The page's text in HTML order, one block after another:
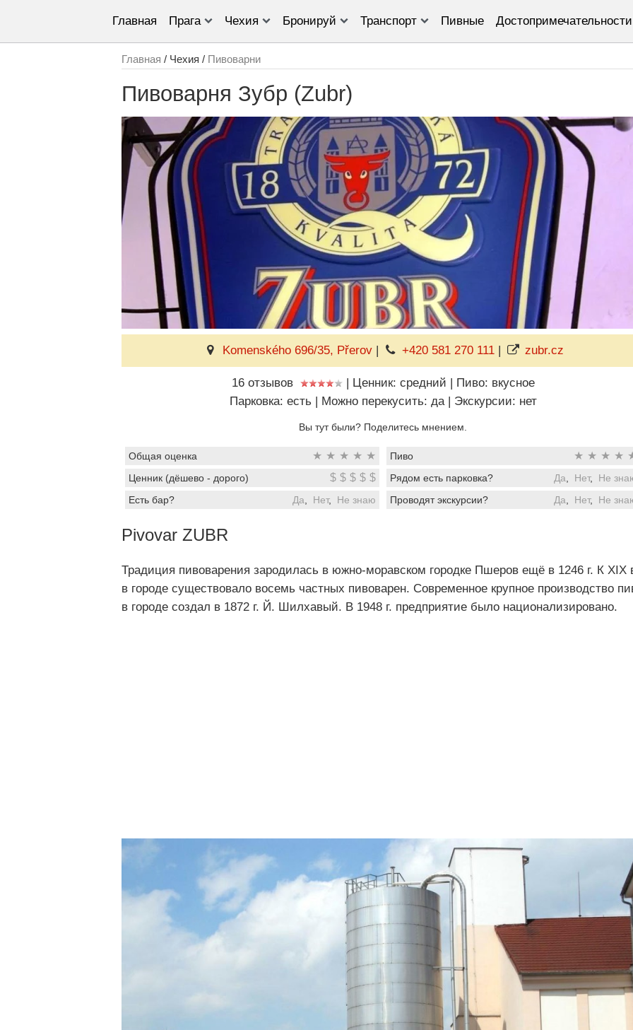
Главная Прага Чехия Бронируй Транспорт Пивные Достопримечательности
Главная / Чехия / Пивоварни
Пивоварня Зубр (Zubr)
Komenského 696/35, Přerov| +420 581 270 111 | zubr.cz
16 отзывов | Ценник: средний | Пиво: вкусное
Парковка: есть | Можно перекусить: да | Экскурсии: нет
Вы тут были? Поделитесь мнением.
Общая оценка ★ ★ ★ ★ ★ Пиво ★ ★ ★ ★
Ценник (дёшево - дорого) $ $ $ $ $ Рядом есть парковка? Да Нет, Не
Есть бар?
Да Нет, Не знаю Проводят экскурсии? Да Нет, Не
Pivovar ZUBR
Традиция пивоварения зародилась в южно-моравском городке Пшеров ещё в 1246 г. К XIX
в городе существовало восемь частных пивоварен. Современное крупное производство
в городе создал в 1872 г. Й. Шилхавый. В 1948 г. предприятие было национализировано.